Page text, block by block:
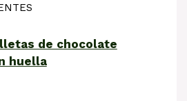
de chocolate
huella